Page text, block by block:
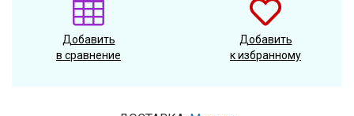
Добавить
в сравнение
Добавить
к избранному